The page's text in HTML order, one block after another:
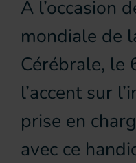
A l’occasion
mondiale de
Cérébrale, le
l’accent sur
prise en
avec ce